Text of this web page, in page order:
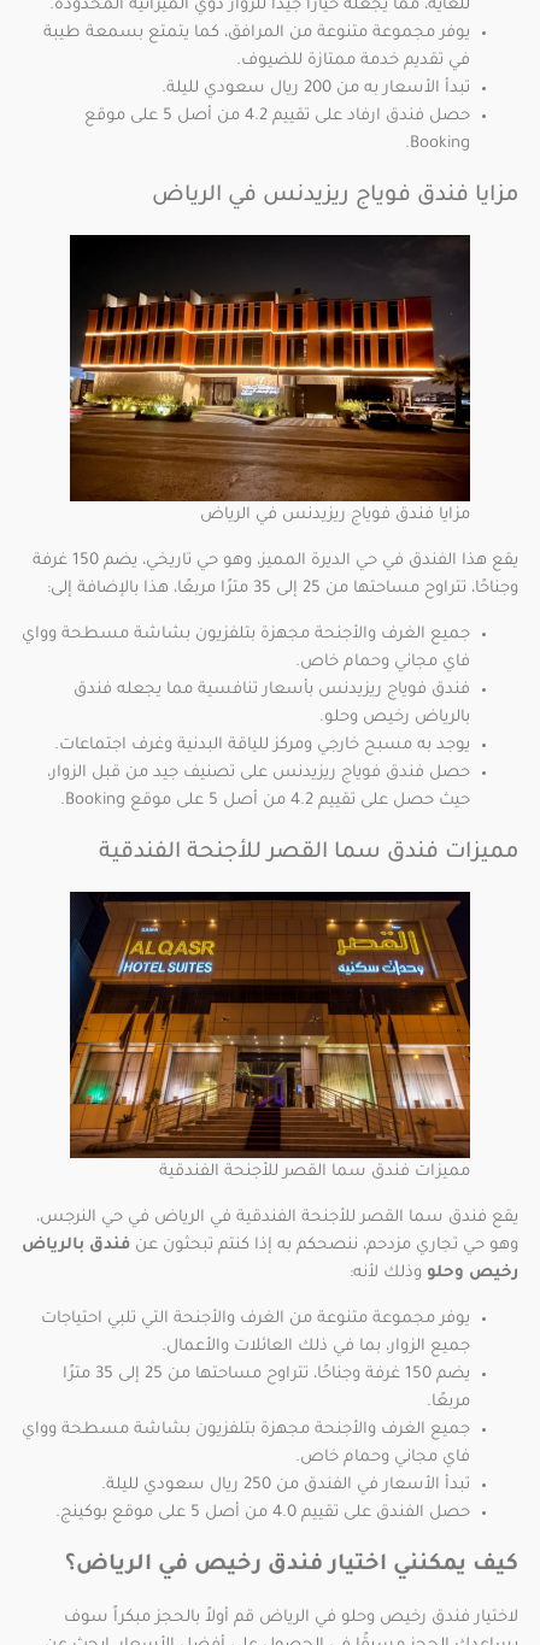
للغاية، مما يجعله خيارًا جيدًا للزوار ذوي الميزانية المحدودة.
يوفر مجموعة متنوعة من المرافق، كما يتمتع بسمعة طيبة
في تقديم خدمة ممتازة للضيوف.
تبدأ الأسعار به من 200 ريال سعودي لليلة.
حصل فندق ارفاد على تقييم 4.2 من أصل 5 على موقع
Booking.
مزايا فندق فوياج ريزيدنس في الرياض
مزايا فندق فوياج ريزيدنس في الرياض
يقع هذا الفندق في حي الديرة المميز، وهو حي تاريخي، يضم 150 غرفة
وجناحًا، تتراوح مساحتها من 25 إلى 35 مترًا مربعًا، هذا بالإضافة إلى:
جميع الغرف والأجنحة مجهزة بتلفزيون بشاشة مسطحة وواي
فاي مجاني وحمام خاص.
فندق فوياج ريزيدنس بأسعار تنافسية مما يجعله فندق
بالرياض رخيص وحلو.
يوجد به مسبح خارجي ومركز للياقة البدنية وغرف اجتماعات.
حصل فندق فوياج ريزيدنس على تصنيف جيد من قبل الزوار،
حيث حصل على تقييم 4.2 من أصل 5 على موقع Booking.
مميزات فندق سما القصر للأجنحة الفندقية
مميزات فندق سما القصر للأجنحة الفندقية
يقع فندق سما القصر للأجنحة الفندقية في الرياض في حي النرجس،
وهو حي تجاري مزدحم، ننصحكم به إذا كنتم تبحثون عن فندق بالرياض
رخيص وحلو وذلك لأنه:
يوفر مجموعة متنوعة من الغرف والأجنحة التي تلبي احتياجات
جميع الزوار، بما في ذلك العائلات والأعمال.
يضم 150 غرفة وجناحًا، تتراوح مساحتها من 25 إلى 35 مترًا
مربعًا.
جميع الغرف والأجنحة مجهزة بتلفزيون بشاشة مسطحة وواي
فاي مجاني وحمام خاص.
تبدأ الأسعار في الفندق من 250 ريال سعودي لليلة.
حصل الفندق على تقييم 4.0 من أصل 5 على موقع بوكينج.
كيف يمكنني اختيار فندق رخيص في الرياض؟
لاختيار فندق رخيص وحلو في الرياض قم أولاً بالحجز مبكراً سوف